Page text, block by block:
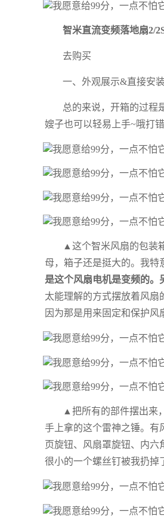
智米直流变频落地扇2/
去购买
一、外观展示&直接安
总的来说，开箱的过程
嫂子也可以轻易上手~哦打
▲这个智米风扇的包装
母，箱子还是挺大的。我特
是这个风扇电机是变频的
太能理解的方式摆放着风扇
因为那是用来固定和保护风
▲把所有的部件摆出来
手上拿的这个雷神之锤。有
页旋钮、风扇罩旋钮、内六
很小的一个螺丝钉被我扔掉